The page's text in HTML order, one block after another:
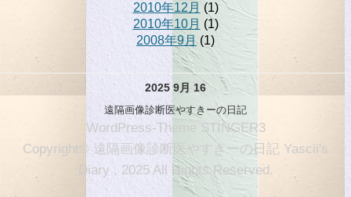
2010年12月 (1)
2010年10月 (1)
2008年9月(1)
2025 9月 16
遠隔画像診断医やすきーの日記
WordPress-Theme STINGER3
Copyright© 遠隔画像診断医やすきーの日記 Yascii's
Diary , 2025 All Rights Reserved.